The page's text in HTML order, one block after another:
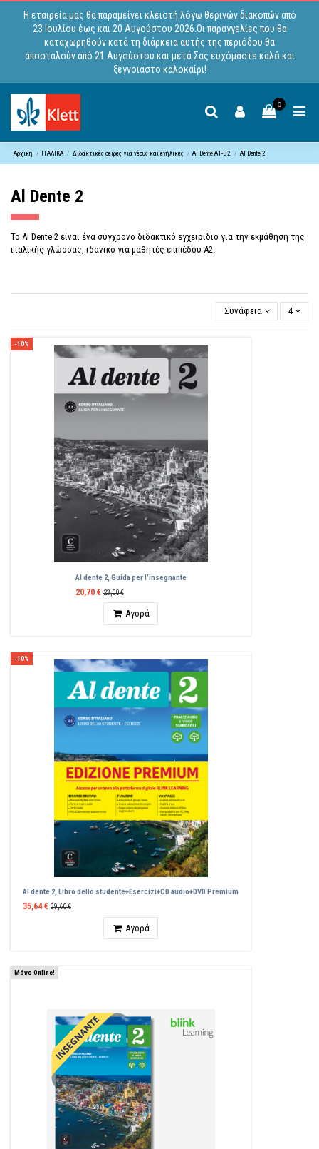
Η εταιρεία μας θα παραμείνει κλειστή λόγω θερινών διακοπών από
23 Ιουλίου έως και 20 Αυγούστου 2026.Οι παραγγελίες που θα
καταχωρηθούν κατά τη διάρκεια αυτής της περιόδου θα
αποσταλούν από 21 Αυγούστου και μετά.Σας ευχόμαστε καλό και
ξέγνοιαστο καλοκαίρι!
0
Αρχική ΙΤΑΛΙΚΑ Διδακτικές σειρές για νέους και ενήλικες Al Dente A1-B2 Al Dente 2
Al Dente 2
Το Al Dente 2 είναι ένα σύγχρονο διδακτικό εγχειρίδιο για την εκμάθηση της
ιταλικής γλώσσας, ιδανικό για μαθητές επιπέδου Α2.
Συνάφεια 4
-10%
Al dente 2, Guida per l’insegnante
20,70 € 23,00 €
Αγορά
-10%
Al dente 2, Libro dello studente+Esercizi+CD audio+DVD Premium
35,64 € 39,60 €
Αγορά
Μόνο Online!